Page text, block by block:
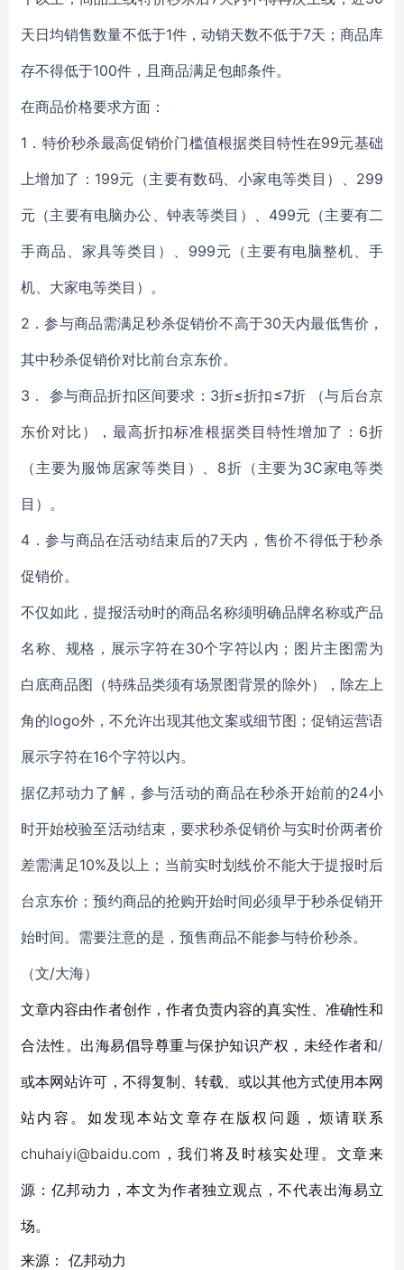
天日均销售数量不低于1件，动销天数不低于7天；商品库
存不得低于100件，且商品满足包邮条件。
在商品价格要求方面：
1．特价秒杀最高促销价门槛值根据类目特性在99元基础
上增加了：199元（主要有数码、小家电等类目）、299
元（主要有电脑办公、钟表等类目）、499元（主要有二
手商品、家具等类目）、999元（主要有电脑整机、手
机、大家电等类目）。
2．参与商品需满足秒杀促销价不高于30天内最低售价，
其中秒杀促销价对比前台京东价。
3． 参与商品折扣区间要求：3折≤折扣≤7折 （与后台京
东价对比），最高折扣标准根据类目特性增加了：6折
（主要为服饰居家等类目）、8折（主要为3C家电等类
目）。
4．参与商品在活动结束后的7天内，售价不得低于秒杀
促销价。
不仅如此，提报活动时的商品名称须明确品牌名称或产品
名称、规格，展示字符在30个字符以内；图片主图需为
白底商品图（特殊品类须有场景图背景的除外），除左上
角的logo外，不允许出现其他文案或细节图；促销运营语
展示字符在16个字符以内。
据亿邦动力了解，参与活动的商品在秒杀开始前的24小
时开始校验至活动结束，要求秒杀促销价与实时价两者价
差需满足10%及以上；当前实时划线价不能大于提报时后
台京东价；预约商品的抢购开始时间必须早于秒杀促销开
始时间。需要注意的是，预售商品不能参与特价秒杀。
（文/大海）
文章内容由作者创作，作者负责内容的真实性、准确性和
合法性。出海易倡导尊重与保护知识产权，未经作者和/
或本网站许可，不得复制、转载、或以其他方式使用本网
站内容。如发现本站文章存在版权问题，烦请联系
chuhaiyi@baidu.com，我们将及时核实处理。文章来
源：亿邦动力，本文为作者独立观点，不代表出海易立
场。
来源： 亿邦动力